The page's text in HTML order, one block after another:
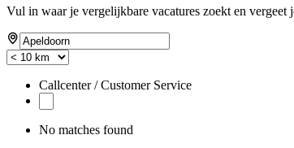
Vul in waar je vergelijkbare vacatures zoekt en vergeet
Callcenter / Customer Service
No matches found